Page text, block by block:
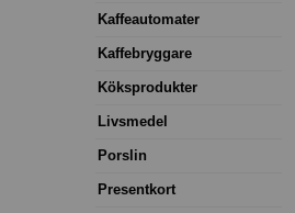
Kaffeautomater
Kaffebryggare
Köksprodukter
Livsmedel
Porslin
Presentkort